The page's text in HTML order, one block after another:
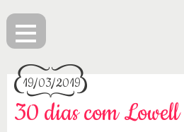
≡
19/03/2019
30 dias com Lowell